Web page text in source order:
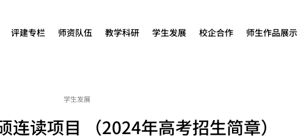
评建专栏 师资队伍 教学科研 学生发展 校企合作 师生作品展示
学生发展
连读项目 （2024年高考招生简章）